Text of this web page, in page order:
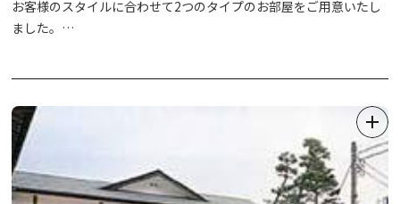
お客様のスタイルに合わせて2つのタイプのお部屋をご用意いたし
ました。
スイート感覚でお泊りいただけるようご用意した「庭園露天風呂付
メゾネット室」では、ご家族や小グループのみなさまでお寛ぎいた
だくのに最適です。
お食事は、専任のシェフが作る和洋中のバイキングです。